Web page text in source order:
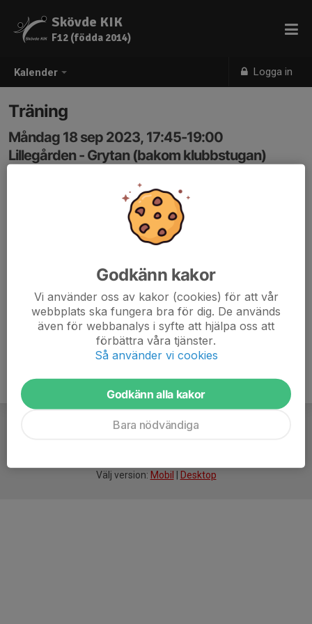
Kalender Logga in
Skövde KIK
F12 (födda 2014)
Träning
Måndag 18 sep 2023, 17:45-19:00
Lillegården - Grytan (bakom klubbstugan)
Samling: 17:45, Grytan bakom klubbstugan
Välj version: Mobil Desktop
Godkänn kakor
Vi använder oss av kakor (cookies) för att vår
webbplats ska fungera bra för dig. De används
även för webbanalys i syfte att hjälpa oss att
förbättra våra tjänster.
Så använder vi cookies
Godkänn alla kakor
Bara nödvändiga